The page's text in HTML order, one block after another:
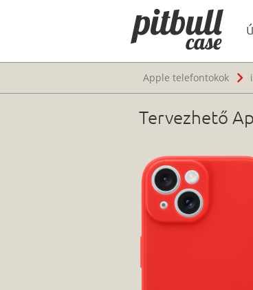
Apple telefontokok
Tervezhető